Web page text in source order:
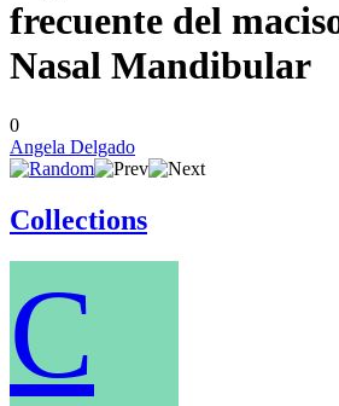
frecuente del
Nasal Mandibular
0
Angela Delgado
Collections
C